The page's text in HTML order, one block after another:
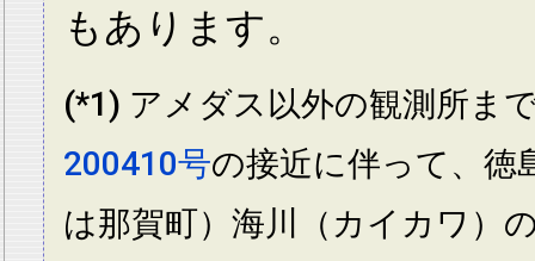
もあります。
(*1) アメダス以外の観測所ま
200410号の接近に伴って、徳
は那賀町）海川（カイカワ）